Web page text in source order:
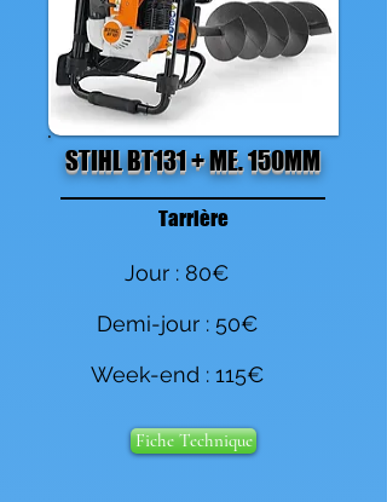
STIHL BT131 + ME. 150MM
Tarrière
Jour : 80€
Demi-jour : 50€
Week-end : 115€
Fiche Technique